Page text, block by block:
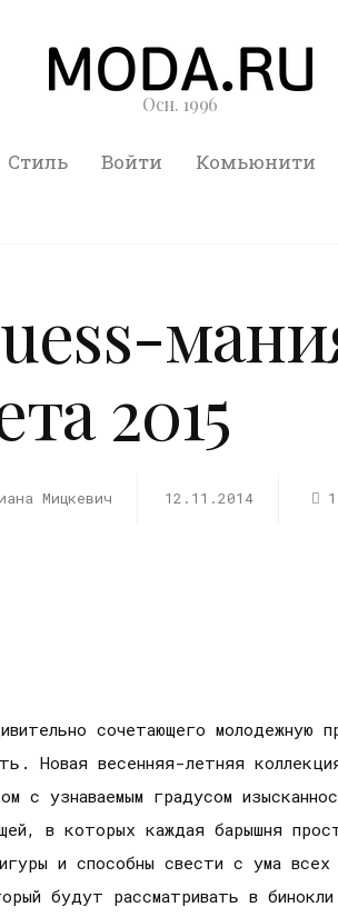
Осн. 1996
Стиль Войти Комьюнити
2015
Мицкевич 12.11.2014
сочетающего
Новая весенняя-летняя
с узнаваемым градусом
в которых каждая барышня
и способны свести с ума
будут рассматривать в